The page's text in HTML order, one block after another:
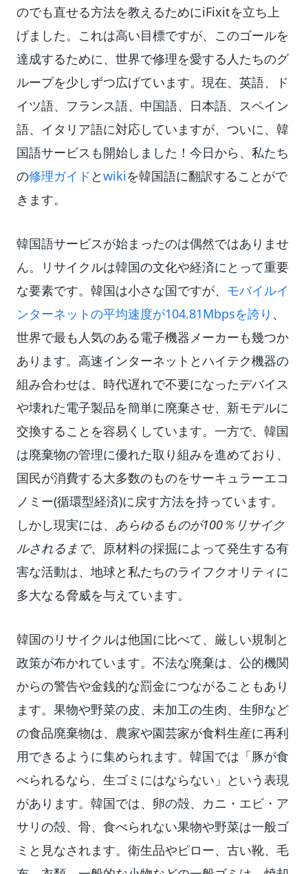
のでも直せる方法を教えるためにiFixitを立ち上
げました。これは高い目標ですが、このゴールを
達成するために、世界で修理を愛する人たちのグ
ループを少しずつ広げています。現在、英語、ド
イツ語、フランス語、中国語、日本語、スペイン
語、イタリア語に対応していますが、ついに、韓
国語サービスも開始しました！今日から、私たち
の修理ガイド とwikiを韓国語に翻訳することがで
きます。
韓国語サービスが始まったのは偶然ではありませ
ん。リサイクルは韓国の文化や経済にとって重要
な要素です。韓国は小さな国ですが、 モバイルイ
ンターネットの平均速度が104.81Mbpsを誇り 、
世界で最も人気のある電子機器メーカーも幾つか
あります。高速インターネットとハイテク機器の
組み合わせは、時代遅れで不要になったデバイス
や壊れた電子製品を簡単に廃棄させ、新モデルに
交換することを容易くしています。一方で、韓国
は廃棄物の管理に優れた取り組みを進めており、
国民が消費する大多数のものをサーキュラーエコ
ノミー(循環型経済)に戻す方法を持っています。
しかし現実には、 あらゆるものが100％リサイク
ルされるまで、原材料の採掘によって発生する有
害な活動は、地球と私たちのライフクオリティに
多大なる脅威を与えています。
韓国のリサイクルは他国に比べて、厳しい規制と
政策が布かれています。不法な廃棄は、公的機関
からの警告や金銭的な罰金につながることもあり
ます。果物や野菜の皮、未加工の生肉、生卵など
の食品廃棄物は、農家や園芸家が食料生産に再利
用できるように集められます。韓国では「豚が食
べられるなら、生ゴミにはならない」という表現
があります。韓国では、卵の殻、カニ・エビ・ア
サリの殻、骨、食べられない果物や野菜は一般ゴ
ミと見なされます。衛生品やピロー、古い靴、毛